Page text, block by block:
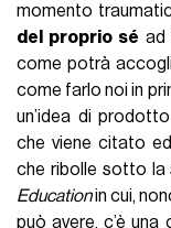
momento
del proprio sé ad
come potrà
come farlo noi in
un’idea di
che viene citato
che ribolle sotto la
Educationin cui,
può avere, c’è